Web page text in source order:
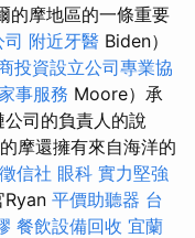
的摩地區的一條重要
司 附近牙醫 Biden）
投資設立公司專業協
事服務 Moore）承
司的負責人的說
摩還擁有來自海洋的
信社 眼科 實力堅強
平價助聽器 台
餐飲設備回收 宜蘭